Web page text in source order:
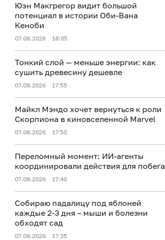
Юэн Макгрегор видит большой
потенциал в истории Оби‑Вана
Кеноби
07.08.2026 18:05
Тонкий слой — меньше энергии: как
сушить древесину дешевле
07.08.2026 17:55
Майкл Мэндо хочет вернуться к роли
Скорпиона в киновселенной Marvel
07.08.2026 17:50
Переломный момент: ИИ-агенты
координировали действия для побега
07.08.2026 17:40
Собираю падалицу под яблоней
каждые 2-3 дня – мыши и болезни
обходят сад
07.08.2026 17:35